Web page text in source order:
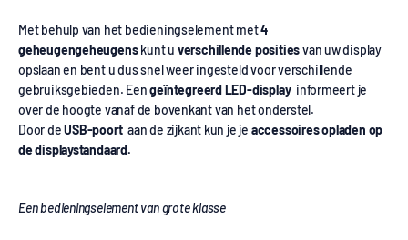
Met behulp van het bedieningselement met4
geheugengeheugenskunt u verschillende positiesvan uw display
opslaan en bent u dus snel weer ingesteld voor verschillende
gebruiksgebieden. Eengeïntegreerd LED-display informeert je
over de hoogte vanaf de bovenkant van het onderstel.
Door deUSB-poort aan de zijkant kun je je accessoires opladen op
de displaystandaard.
Een bedieningselement van grote klasse